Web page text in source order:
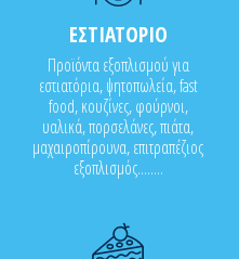
ΕΣΤΙΑΤΟΡΙΟ
Προϊόντα εξοπλισμού για
εστιατόρια, ψητοπωλεία, fast
food, κουζίνες, φούρνοι,
υαλικά, πορσελάνες, πιάτα,
μαχαιροπίρουνα, επιτραπέζιος
εξοπλισμός........